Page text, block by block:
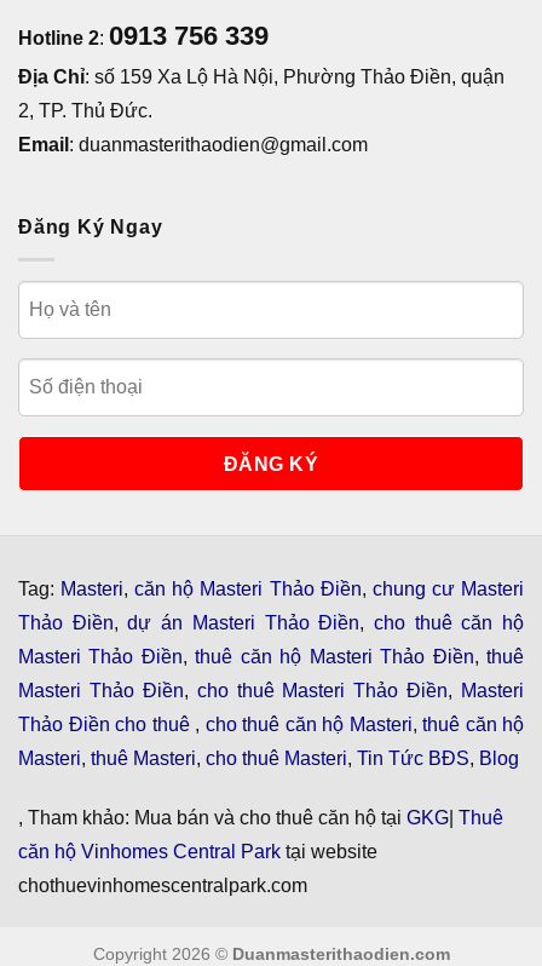
Hotline 2: 0913 756 339
Địa Chỉ: số 159 Xa Lộ Hà Nội, Phường Thảo Điền, quận
2, TP. Thủ Đức.
Email : duanmasterithaodien@gmail.com
Đăng Ký Ngay
Tag: Masteri,căn hộ Masteri Thảo Điền, chung cư Masteri
Thảo Điền,dự án Masteri Thảo Điền, cho thuê căn hộ
Masteri Thảo Điền,thuê căn hộ Masteri Thảo Điền,thuê
Masteri Thảo Điền, cho thuê Masteri Thảo Điền, Masteri
Thảo Điền cho thuê , cho thuê căn hộ Masteri, thuê căn hộ
Masteri, thuê Masteri, cho thuê Masteri, Tin Tức BĐS, Blog
, Tham khảo: Mua bán và cho thuê căn hộ tại GKG Thuê
căn hộ Vinhomes Central Park tại website
chothuevinhomescentralpark.com
Copyright 2026 © Duanmasterithaodien.com